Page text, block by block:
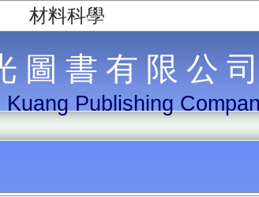
材料科學
圖 書 有 限 公 司
Kuang Publishing